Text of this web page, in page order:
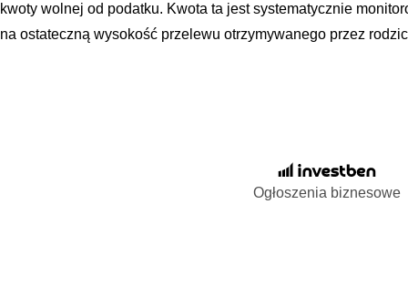
kwoty wolnej od podatku. Kwota ta jest systematycznie
na ostateczną wysokość przelewu otrzymywanego przez
Ogłoszenia biznesowe